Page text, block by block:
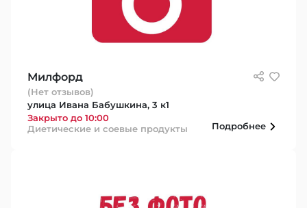
Милфорд
(Нет отзывов)
улица Ивана Бабушкина, 3 к1
Закрыто до 10:00
Диетические и соевые продукты
Подробнее